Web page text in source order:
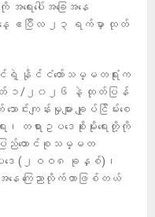
းပေါ်အခြေအနေ
ေ့ ဧပြီလ ၂၃ ရက်မှာ ထုတ်
င်ရဲ့ နိုင်ငံတော်သမ္မတရုံးက
တ် ၁/၂၀၂၆ နဲ့ ထုတ်ပြန်
ကျန်းမှုများ ချုပ်ငြိမ်းစေ
၊ တရားဥပဒေစိုးမိုးရေးတို့ကို
ြည်ထောင်စုသမ္မတ
ပဒေ (၂ဝဝ၈ ခုနှစ်)၊
ေ ကြေညာလိုက်တာဖြစ်တယ်